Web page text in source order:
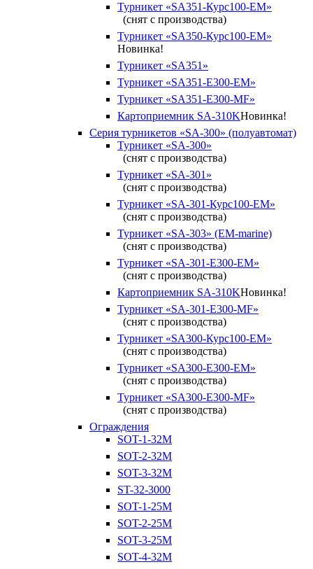
Турникет «SA351-Курс100-ЕМ»
(снят с производства)
Турникет «SA350-Курс100-EM»
Новинка!
Турникет «SA351»
Турникет «SA351-Е300-ЕМ»
Турникет «SA351-Е300-MF»
Картоприемник SA-310KНовинка!
Серия турникетов «SA-300» (полуавтомат)
Турникет «SA-300»
(снят с производства)
Турникет «SA-301»
(снят с производства)
Турникет «SA-301-Курс100-ЕМ»
(снят с производства)
Турникет «SA-303» (EM-marine)
(снят с производства)
Турникет «SA-301-Е300-ЕМ»
(снят с производства)
Картоприемник SA-310KНовинка!
Турникет «SA-301-Е300-MF»
(снят с производства)
Турникет «SA300-Курс100-ЕМ»
(снят с производства)
Турникет «SA300-Е300-EM»
(снят с производства)
Турникет «SA300-Е300-MF»
(снят с производства)
Ограждения
SOT-1-32М
SOT-2-32М
SOT-3-32М
ST-32-3000
SOT-1-25М
SOT-2-25М
SOT-3-25М
SOT-4-32M